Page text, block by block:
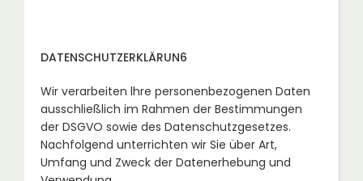
DATENSCHUTZERKLÄRUN6
Wir verarbeiten lhre personenbezogenen Daten
ausschließlich im Rahmen der Bestimmungen
der DSGVO sowie des Datenschutzgesetzes.
Nachfolgend unterrichten wir Sie über Art,
Umfang und Zweck der Datenerhebung und